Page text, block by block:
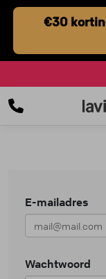
€30
E-mailadres
Wachtwoord